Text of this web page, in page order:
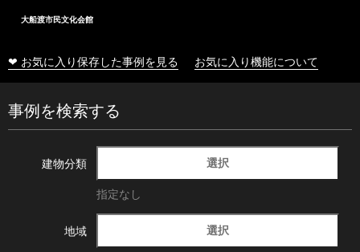
大船渡市民文化会館
❤ お気に入り保存した事例を見る お気に入り機能について
事例を検索する
建物分類 選択
指定なし
地域 選択